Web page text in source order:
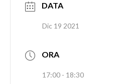
DATA
Dic 19 2021
ORA
17:00 - 18:30